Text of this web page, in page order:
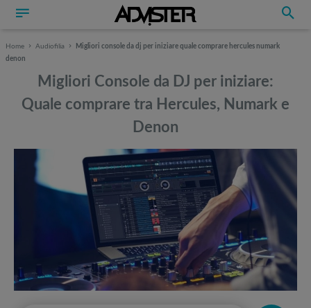
Home Audiofilia
Migliori console da dj per iniziare quale comprare hercules numark
denon
Migliori Console da DJ per iniziare:
Quale comprare tra Hercules, Numark e
Denon